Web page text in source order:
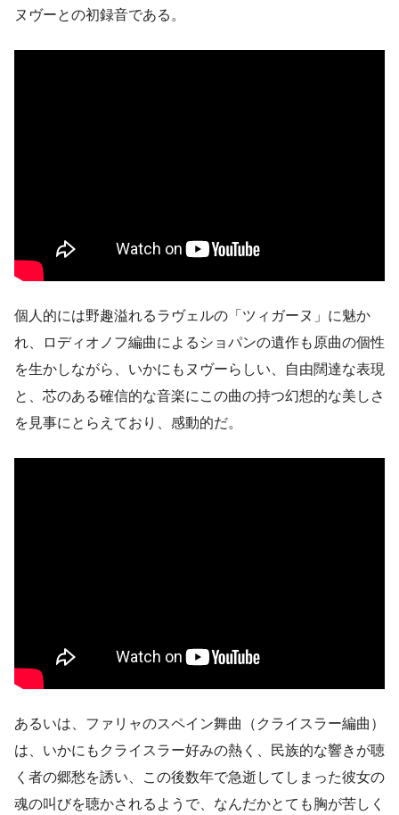
ヌヴーとの初録音である。
個人的には野趣溢れるラヴェルの「ツィガーヌ」に魅か
れ、ロディオノフ編曲によるショパンの遺作も原曲の個性
を生かしながら、いかにもヌヴーらしい、自由闊達な表現
と、芯のある確信的な音楽にこの曲の持つ幻想的な美しさ
を見事にとらえており、感動的だ。
あるいは、ファリャのスペイン舞曲（クライスラー編曲）
は、いかにもクライスラー好みの熱く、民族的な響きが聴
く者の郷愁を誘い、この後数年で急逝してしまった彼女の
魂の叫びを聴かされるようで、なんだかとても胸が苦しく